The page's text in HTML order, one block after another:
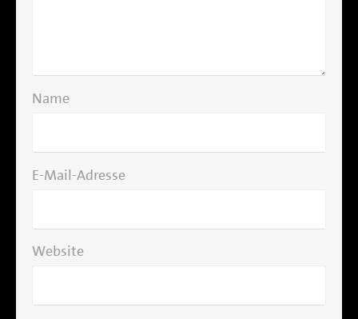
Name
E-Mail-Adresse
Website